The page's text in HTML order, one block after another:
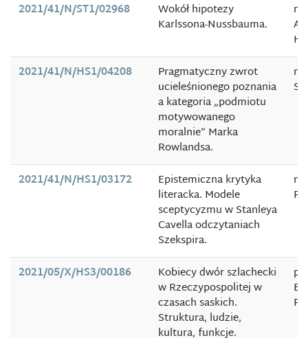
2021/41/N/ST1/02968
Wokół hipotezy
Karlssona-Nussbauma.
2021/41/N/HS1/04208
Pragmatyczny zwrot
ucieleśnionego poznania
a kategoria „podmiotu
motywowanego
moralnie” Marka
Rowlandsa.
2021/41/N/HS1/03172
Epistemiczna krytyka
literacka. Modele
sceptycyzmu w Stanleya
Cavella odczytaniach
Szekspira.
2021/05/X/HS3/00186
Kobiecy dwór szlachecki
w Rzeczypospolitej w
czasach saskich.
Struktura, ludzie,
kultura, funkcje.